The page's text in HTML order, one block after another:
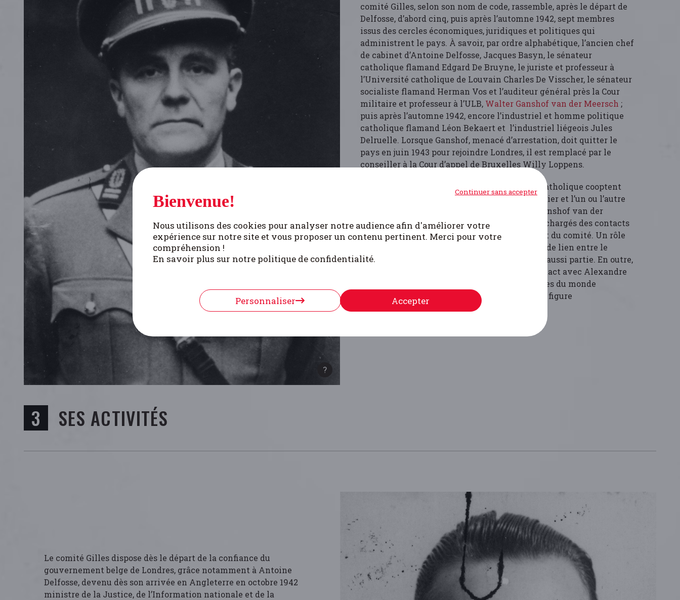
comité Gilles, selon son nom de code, rassemble, après le départ de
Delfosse, d’abord cinq, puis après l’automne 1942, sept membres
issus des cercles économiques, juridiques et politiques qui
administrent le pays. À savoir, par ordre alphabétique, l’ancien chef
de cabinet d’Antoine Delfosse, Jacques Basyn, le sénateur
catholique flamand Edgard De Bruyne, le juriste et professeur à
l’Université catholique de Louvain Charles De Visscher, le sénateur
socialiste flamand Herman Vos et l’auditeur général près la Cour
militaire et professeur à l’ULB, Walter Ganshof van der Meersch ;
puis après l’automne 1942, encore l’industriel et homme politique
catholique flamand Léon Bekaert et l’industriel liégeois Jules
Delruelle. Lorsque Ganshof, menacé d’arrestation, doit quitter le
pays en juin 1943 pour rejoindre Londres, il est remplacé par le
conseiller à la Cour d’appel de Bruxelles Willy Loppens.
Ces hommes issus majoritairement du giron catholique cooptent
comme président Charles De Visscher. Ce dernier et l’un ou l’autre
membre, sans doute Jules Delruelle, Walter Ganshof van der
Meersch puis son successeur Willly Loppens, chargés des contacts
avec Londres, constituent le noyau permanent du comité. Un rôle
particulier est dévolu à Léon Bekaert, qui sert de lien entre le
comité Gilles et le comité Galopin, dont il fait aussi partie. En outre,
Charles De Visscher est régulièrement en contact avec Alexandre
Galopin. Enfin, une série de personnalités issues du monde
économique, juridique et de la Résistance font figure
d’informateurs.
SES ACTIVITÉS
Le comité Gilles dispose dès le départ de la confiance du
gouvernement belge de Londres, grâce notamment à Antoine
Delfosse, devenu dès son arrivée en Angleterre en octobre 1942
ministre de la Justice, de l’Information nationale et de la
Bienvenue!
Nous utilisons des cookies pour analyser notre audience afin d'améliorer votre
expérience sur notre site et vous proposer un contenu pertinent. Merci pour votre
compréhension !
En savoir plus sur notre politique de confidentialité.
Personnaliser Accepter
Continuer sans accepter